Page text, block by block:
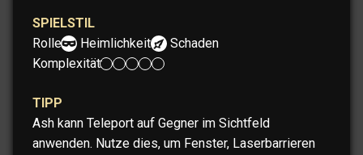
SPIELSTIL
Rolle:
Heimlichkeit
Schaden
Komplexität:
TIPP
Ash kann Teleport auf Gegner im Sichtfeld
anwenden. Nutze dies, um Fenster, Laserbarrieren